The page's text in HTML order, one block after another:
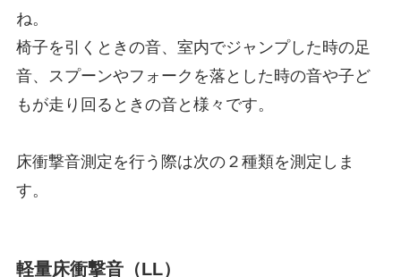
ね。
椅子を引くときの音、室内でジャンプした時の足
音、スプーンやフォークを落とした時の音や子ど
もが走り回るときの音と様々です。
床衝撃音測定を行う際は次の２種類を測定しま
す。
軽量床衝撃音（LL）